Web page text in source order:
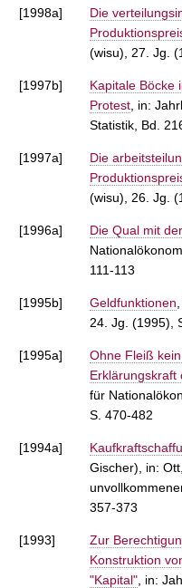
[1998a]
Die
(wisu), 27. Jg.
[1997b]
Kapitale Böcke
Protest , in:
Statistik, Bd.
[1997a]
Die
(wisu), 26. Jg.
[1996a] Die Qual mit
111-113
[1995b] Geldfunktionen
24. Jg. (1995),
[1995a]
Ohne Fleiß
Erklärungskraft
für
S. 470-482
[1994a]
Gischer), in:
357-373
[1993]
Zur
Konstruktion
"Kapital" , in: